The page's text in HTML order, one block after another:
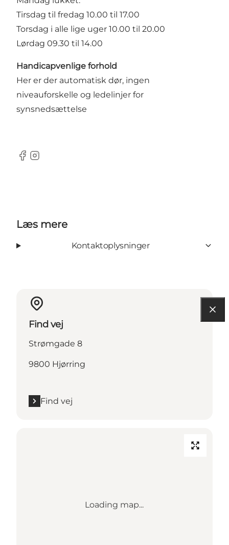
Tirsdag til fredag 10.00 til 17.00
Torsdag i alle lige uger 10.00 til 20.00
Lørdag 09.30 til 14.00
Handicapvenlige forhold
Her er der automatisk dør, ingen
niveauforskelle og ledelinjer for
synsnedsættelse
Facebook
Instagram
Læs mere
Kontaktoplysninger
Find vej
Strømgade 8
9800 Hjørring
Find vej
Loading map...